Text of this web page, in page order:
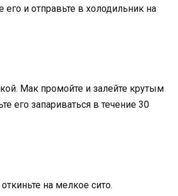
его и отправьте в холодильник на
Мак промойте и залейте крутым
его запариваться в течение 30
на мелкое сито.